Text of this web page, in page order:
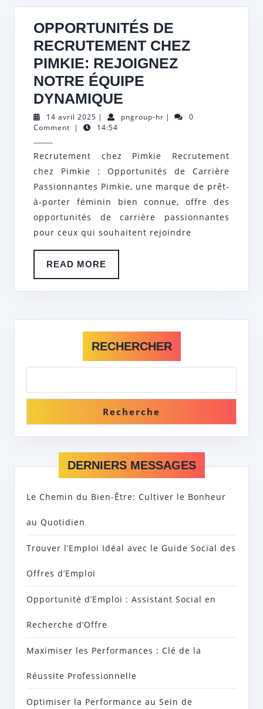
OPPORTUNITÉS DE
RECRUTEMENT CHEZ
PIMKIE: REJOIGNEZ
NOTRE ÉQUIPE
DYNAMIQUE
DE
CHEZ
PIMKIE:
REJOIGNEZ
NOTRE
ÉQUIPE
DYNAMIQUE
14 avril 2025 14
avril
| pngroup-hrpngroup-
|
0
Comment | 14:54
Recrutement chez Pimkie Recrutement
chez Pimkie : Opportunités de Carrière
Passionnantes Pimkie, une marque de prêt-
à-porter féminin bien connue, offre des
opportunités de carrière passionnantes
pour ceux qui souhaitent rejoindre
READ MORE
MORE
RECHERCHER
Recherche
DERNIERS MESSAGES
Le Chemin du Bien-Être: Cultiver le Bonheur
au Quotidien
Trouver l’Emploi Idéal avec le Guide Social des
Offres d’Emploi
Opportunité d’Emploi : Assistant Social en
Recherche d’Offre
Maximiser les Performances : Clé de la
Réussite Professionnelle
Optimiser la Performance au Sein de